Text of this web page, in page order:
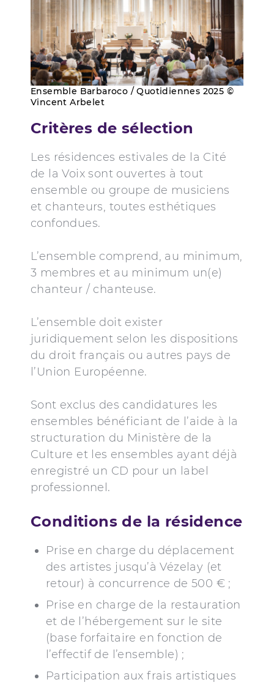
Ensemble Barbaroco / Quotidiennes 2025 ©
Vincent Arbelet
Critères de sélection
Les résidences estivales de la Cité
de la Voix sont ouvertes à tout
ensemble ou groupe de musiciens
et chanteurs, toutes esthétiques
confondues.
L’ensemble comprend, au minimum,
3 membres et au minimum un(e)
chanteur / chanteuse.
L’ensemble doit exister
juridiquement selon les dispositions
du droit français ou autres pays de
l’Union Européenne.
Sont exclus des candidatures les
ensembles bénéficiant de l’aide à la
structuration du Ministère de la
Culture et les ensembles ayant déjà
enregistré un CD pour un label
professionnel.
Conditions de la résidence
Prise en charge du déplacement
des artistes jusqu’à Vézelay (et
retour) à concurrence de 500 € ;
Prise en charge de la restauration
et de l’hébergement sur le site
(base forfaitaire en fonction de
l’effectif de l’ensemble) ;
Participation aux frais artistiques